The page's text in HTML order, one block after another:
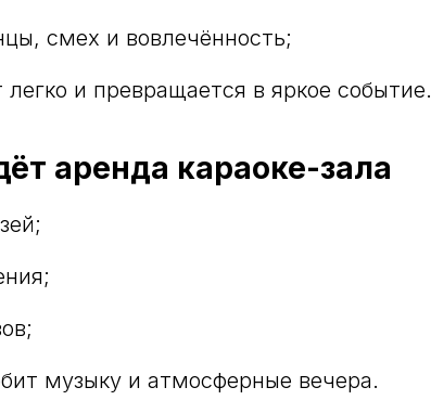
смех и вовлечённость;
и превращается в яркое событие.
аренда караоке-зала
музыку и атмосферные вечера.